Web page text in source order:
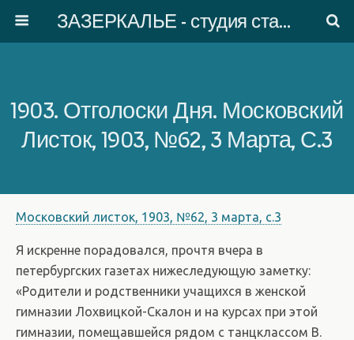
ЗАЗЕРКАЛЬЕ - студия старинного танца
1903. Отголоски Дня. Московский
Листок, 1903, №62, 3 Марта, С.3
Московский листок, 1903, №62, 3 марта, с.3
Я искренне порадовался, прочтя вчера в
петербургских газетах нижеследующую заметку:
«Родители и родственники учащихся в женской
гимназии Лохвицкой-Скалон и на курсах при этой
гимназии, помещавшейся рядом с танцклассом В.